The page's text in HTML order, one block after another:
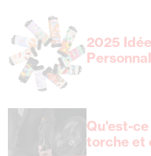
2025
Qu'est-
torche et